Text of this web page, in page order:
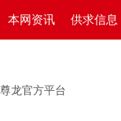
本网资讯 供求信息
尊龙官方平台